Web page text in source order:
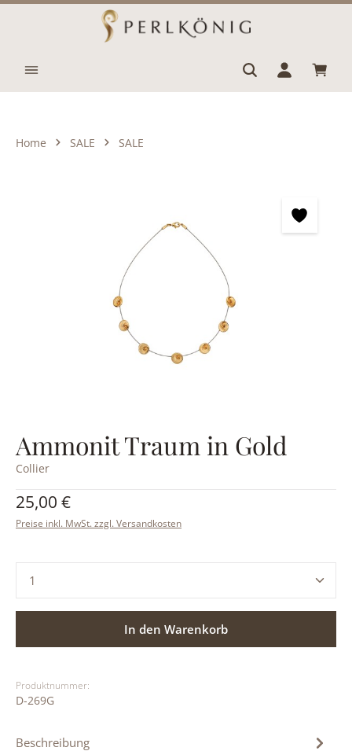
Zum Hauptinhalt springen
Home SALE SALE
Ammonit Traum in Gold
Collier
Regulärer Preis:
25,00 €
Preise inkl. MwSt. zzgl. Versandkosten
Produkt Anzahl: Gib den gewünschten Wert ein
In den Warenkorb
Produktnummer:
D-269G
Beschreibung